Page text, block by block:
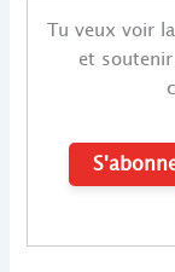
Tu veux voir
et